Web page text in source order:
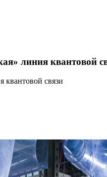
линия квантовой
квантовой связи